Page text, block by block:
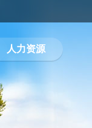
人力资源